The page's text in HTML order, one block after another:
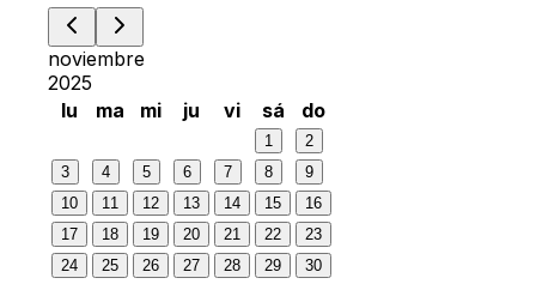
noviembre
2025
lu
ma mi ju vi sá do
1
2
3
4 5 6 7 8
9
10
11 12 13 14 15
16
17
18 19 20 21 22
23
24
25 26 27 28 29 30